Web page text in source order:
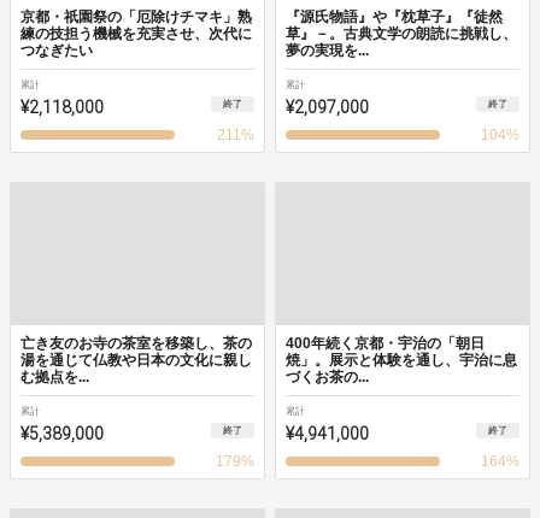
京都・祇園祭の「厄除けチマキ」熟
練の技担う機械を充実させ、次代に
つなぎたい
累計
¥2,118,000 終了
211 %
『源氏物語』や『枕草子』『徒然
草』－。古典文学の朗読に挑戦し、
夢の実現を...
累計
¥2,097,000 終了
104%
亡き友のお寺の茶室を移築し、茶の
湯を通じて仏教や日本の文化に親し
む拠点を...
累計
¥5,389,000 終了
179%
400年続く京都・宇治の「朝日
焼」。展示と体験を通し、宇治に息
づくお茶の...
累計
¥4,941,000 終了
164%